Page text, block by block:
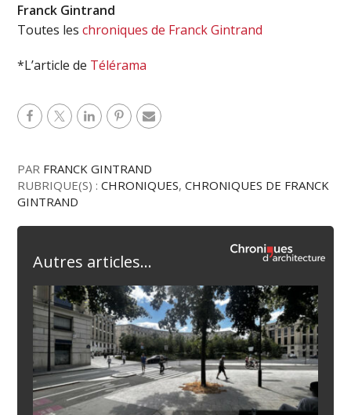
Franck Gintrand
Toutes leschroniques de Franck Gintrand
*L’article de Télérama
PAR FRANCK GINTRAND
RUBRIQUE(S) :CHRONIQUES,CHRONIQUES DE FRANCK
GINTRAND
Autres articles...